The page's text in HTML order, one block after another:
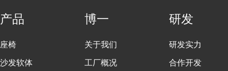
产品
座椅
沙发软体
博一
关于我们
工厂概况
研发
研发实力
合作开发